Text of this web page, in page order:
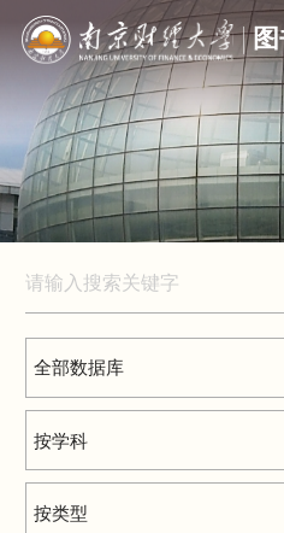
数字资源
全部数据库
按学科
按类型